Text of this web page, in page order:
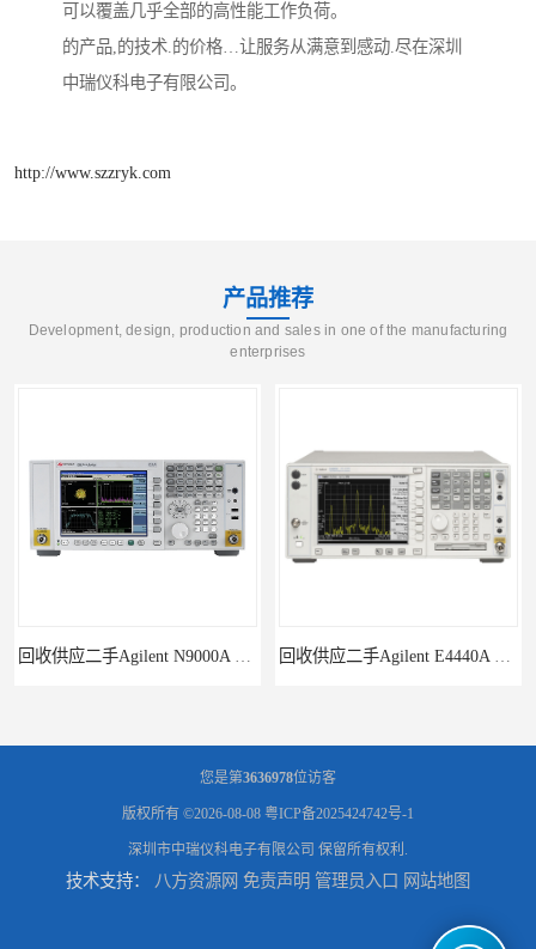
可以覆盖几乎全部的高性能工作负荷。
的产品,的技术.的价格…让服务从满意到感动.尽在深圳
中瑞仪科电子有限公司。
http://www.szzryk.com
产品推荐
Development, design, production and sales in one of the manufacturing
enterprises
您是第3636978位访客
版权所有 ©2026-08-08 粤ICP备2025424742号-1
深圳市中瑞仪科电子有限公司 保留所有权利.
技术支持： 八方资源网 免责声明 管理员入口 网站地图